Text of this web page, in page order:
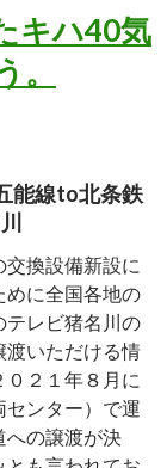
キハ40気
能線to北条鉄
換設備新設に
めに全国各地の
テレビ猪名川の
渡いただける情
２１年８月に
ンター）で運
への譲渡が決